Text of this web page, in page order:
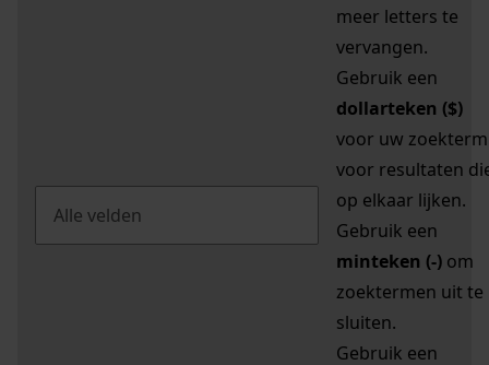
meer letters te
vervangen.
Gebruik een
dollarteken ($)
voor uw zoekterm
voor resultaten
op elkaar lijken.
Gebruik een
minteken (-) om
zoektermen uit te
sluiten.
Gebruik een